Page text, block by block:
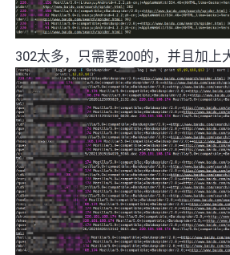
302太多，只需要200的，并且加上